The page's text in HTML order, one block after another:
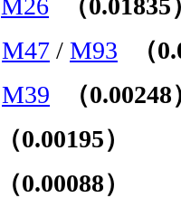
M26 （0.01835
M47 / M93 （
M39 （
（0.00195）
（0.00088）